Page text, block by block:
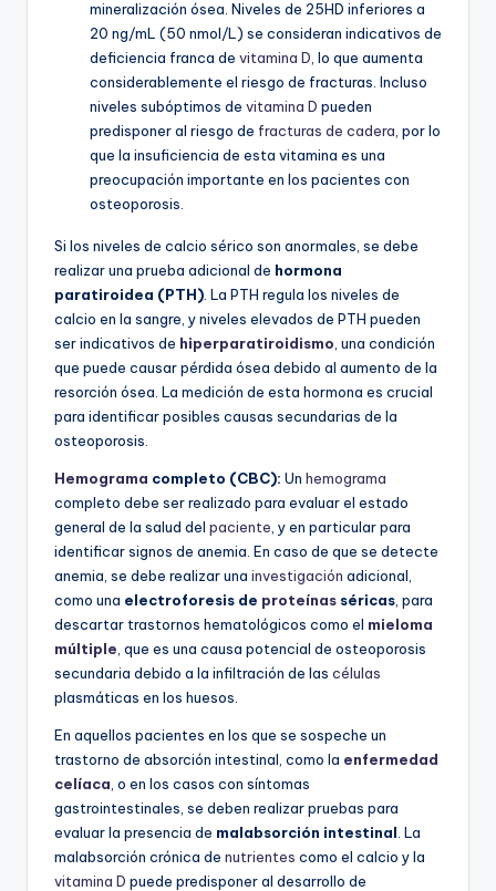
mineralización ósea. Niveles de 25HD inferiores a
20 ng/mL (50 nmol/L) se consideran indicativos de
deficiencia franca de vitamina D , lo que aumenta
considerablemente el riesgo de fracturas. Incluso
niveles subóptimos de vitamina D pueden
predisponer al riesgo de fracturas de cadera , por lo
que la insuficiencia de esta vitamina es una
preocupación importante en los pacientes con
osteoporosis.
Si los niveles de calcio sérico son anormales, se debe
realizar una prueba adicional de hormona
paratiroidea (PTH) . La PTH regula los niveles de
calcio en la sangre, y niveles elevados de PTH pueden
ser indicativos de hiperparatiroidismo , una condición
que puede causar pérdida ósea debido al aumento de la
resorción ósea. La medición de esta hormona es crucial
para identificar posibles causas secundarias de la
osteoporosis.
Hemograma completo (CBC): Un hemograma
completo debe ser realizado para evaluar el estado
general de la salud del paciente , y en particular para
identificar signos de anemia. En caso de que se detecte
anemia, se debe realizar una investigación adicional,
como una electroforesis de proteínas séricas , para
descartar trastornos hematológicos como el mieloma
múltiple , que es una causa potencial de osteoporosis
secundaria debido a la infiltración de las células
plasmáticas en los huesos.
En aquellos pacientes en los que se sospeche un
trastorno de absorción intestinal, como la enfermedad
celíaca , o en los casos con síntomas
gastrointestinales, se deben realizar pruebas para
evaluar la presencia de malabsorción intestinal . La
malabsorción crónica de nutrientes como el calcio y la
vitamina D puede predisponer al desarrollo de